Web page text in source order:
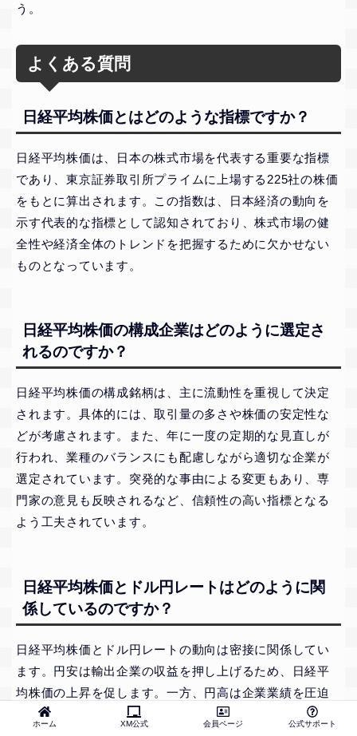
う。
よくある質問
日経平均株価とはどのような指標ですか？
日経平均株価は、日本の株式市場を代表する重要な指標
であり、東京証券取引所プライムに上場する225社の株価
をもとに算出されます。この指数は、日本経済の動向を
示す代表的な指標として認知されており、株式市場の健
全性や経済全体のトレンドを把握するために欠かせない
ものとなっています。
日経平均株価の構成企業はどのように選定さ
れるのですか？
日経平均株価の構成銘柄は、主に流動性を重視して決定
されます。具体的には、取引量の多さや株価の安定性な
どが考慮されます。また、年に一度の定期的な見直しが
行われ、業種のバランスにも配慮しながら適切な企業が
選定されています。突発的な事由による変更もあり、専
門家の意見も反映されるなど、信頼性の高い指標となる
よう工夫されています。
日経平均株価とドル円レートはどのように関
係しているのですか？
日経平均株価とドル円レートの動向は密接に関係してい
ます。円安は輸出企業の収益を押し上げるため、日経平
均株価の上昇を促します。一方、円高は企業業績を圧迫
し、株価の下落につながる可能性があります。また、株
ホーム XM公式 会員ページ 公式サポート